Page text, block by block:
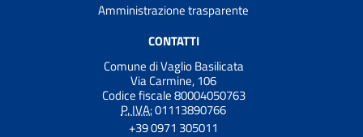
Amministrazione trasparente
CONTATTI
Comune di Vaglio Basilicata
Via Carmine, 106
Codice fiscale 80004050763
P. IVA:01113890766
+39 0971 305011